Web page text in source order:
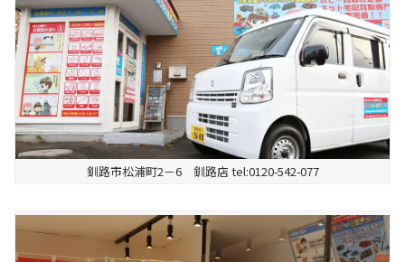
釧路市松浦町2－6 釧路店 tel:0120-542-077